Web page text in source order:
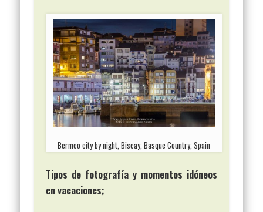
Bermeo city by night, Biscay, Basque Country, Spain
Tipos de fotografía y momentos idóneos
en vacaciones;